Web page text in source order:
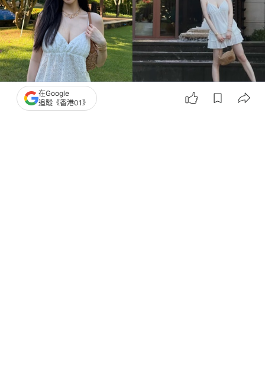
撰文：崔力生
在Google
追蹤《香港01》